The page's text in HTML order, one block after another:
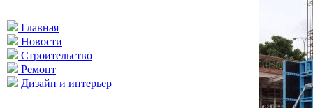
Главная
Новости
Строительство
Ремонт
Дизайн и интерьер